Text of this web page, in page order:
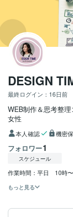
DESIGN
最終ログイン： 16日前
WEB制作＆思考整
女性
本人確認 機密
フォロワー1
スケジュール
作業時間：平日　10時
もっと見る